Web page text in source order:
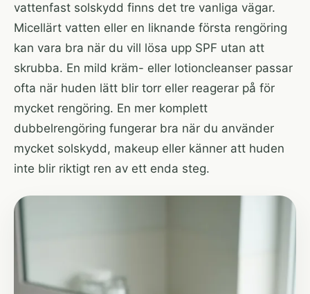
vattenfast solskydd finns det tre vanliga vägar.
Micellärt vatten eller en liknande första rengöring
kan vara bra när du vill lösa upp SPF utan att
skrubba. En mild kräm- eller lotioncleanser passar
ofta när huden lätt blir torr eller reagerar på för
mycket rengöring. En mer komplett
dubbelrengöring fungerar bra när du använder
mycket solskydd, makeup eller känner att huden
inte blir riktigt ren av ett enda steg.